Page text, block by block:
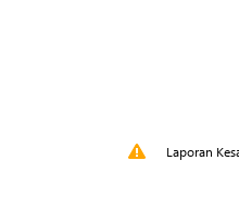
Laporan